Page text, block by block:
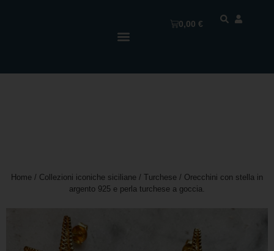
0,00€
Home / Collezioni iconiche siciliane / Turchese / Orecchini con stella in
argento 925 e perla turchese a goccia.